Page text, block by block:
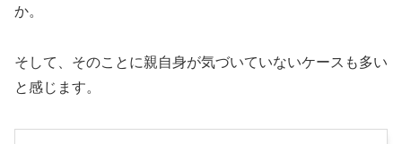
か。
そして、そのことに親自身が気づいていないケースも多い
と感じます。